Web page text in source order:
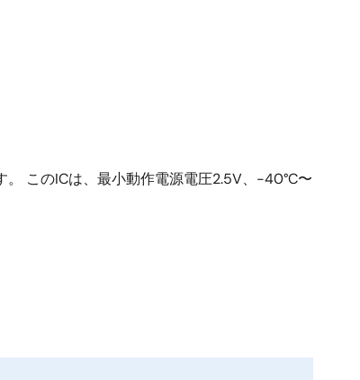
このICは、最小動作電源電圧2.5V、-40°C〜